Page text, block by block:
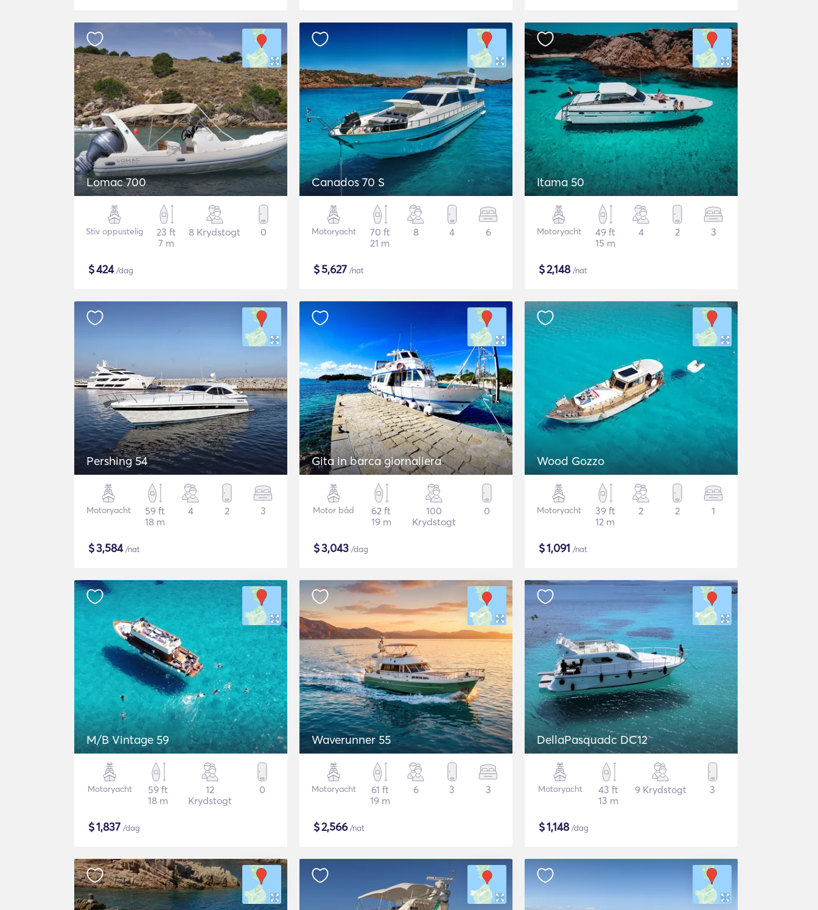
Lomac 700
Stiv oppustelig
23 ft
7 m
8 Krydstogt 0
$424/dag
Canados 70 S
Motoryacht
70 ft
21 m
8 4 6
$5,627 /nat
Itama 50
Motoryacht
49 ft
15 m
4 2 3
$2,148/nat
Pershing 54
Motoryacht
59 ft
18 m
4 2 3
$3,584/nat
Gita in barca giornaliera
Motor båd
62 ft
19 m
100
Krydstogt
0
$3,043 /dag
Wood Gozzo
Motoryacht
39 ft
12 m
2 2 1
$1,091 /nat
M/B Vintage 59
Motoryacht
59 ft
18 m
12
Krydstogt
0
$1,837 /dag
Waverunner 55
Motoryacht
61 ft
19 m
6 3 3
$2,566/nat
DellaPasquadc DC12
Motoryacht
43 ft
13 m
9 Krydstogt 3
$1,148/dag